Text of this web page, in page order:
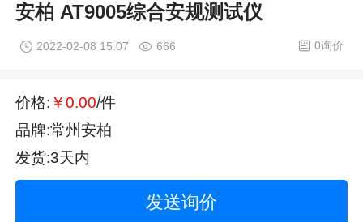
安柏 AT9005综合安规测试仪
2022-02-08 15:07 666 0询价
价格: ￥0.00/件
品牌:常州安柏
发货:3天内
发送询价